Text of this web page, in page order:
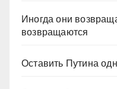
Иногда они
возвращаются
Оставить Путина